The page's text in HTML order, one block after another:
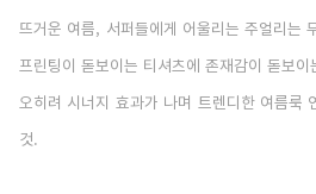
뜨거운 여름, 서퍼들에게 어울리는 주얼리는
프린팅이 돋보이는 티셔츠에 존재감이 돋보
오히려 시너지 효과가 나며 트렌디한 여름룩
것.